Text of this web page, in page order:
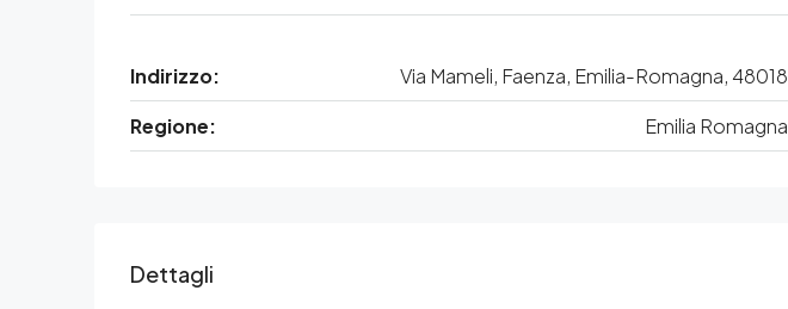
Indirizzo: Via Mameli, Faenza, Emilia-Romagna, 48018
Regione:
Emilia Romagna
Dettagli